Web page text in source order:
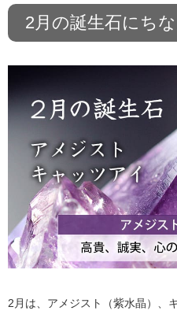
2月の誕生石にち
2月は、アメジスト（紫水晶）、